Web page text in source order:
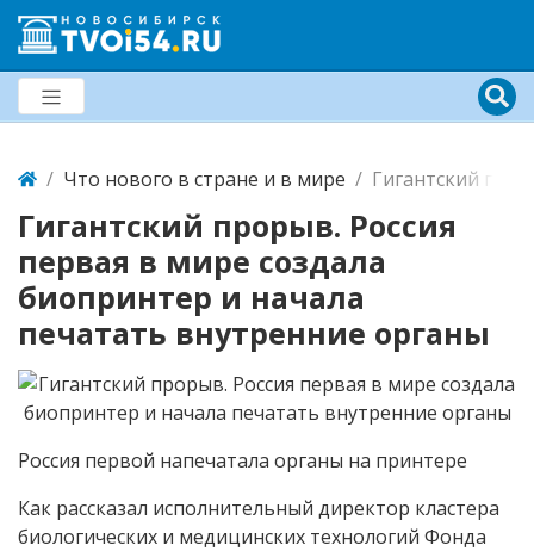
Что нового в стране и в мире Гигантский
Гигантский прорыв. Россия
первая в мире создала
биопринтер и начала
печатать внутренние органы
Россия первой напечатала органы на принтере
Как рассказал исполнительный директор кластера
биологических и медицинских технологий Фонда